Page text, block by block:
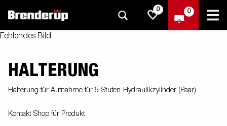
0 0
Fehlendes Bild
HALTERUNG
Halterung für Aufnahme für 5-Stufen-Hydraulikzylinder (Paar)
Kontakt Shop für Produkt